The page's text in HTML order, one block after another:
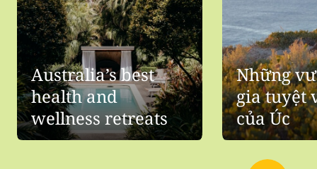
Australia’s best
health and
wellness retreats
Những
gia tuyệt
của Úc